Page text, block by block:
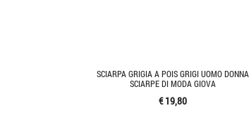
SCIARPA GRIGIA A POIS GRIGI UOMO DONNA
SCIARPE DI MODA GIOVA
€ 19,80